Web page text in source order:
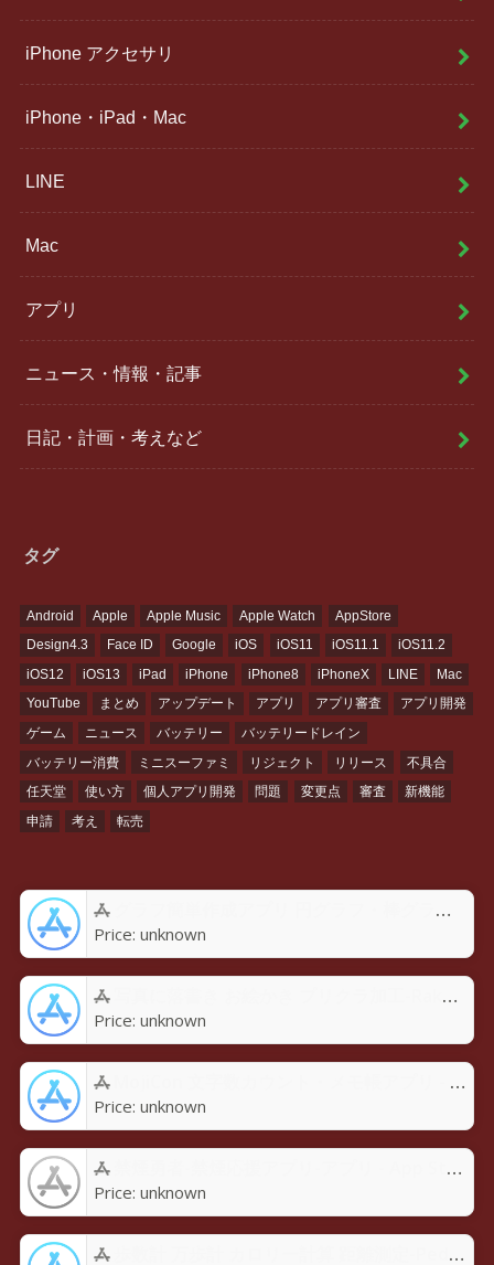
iPhone アクセサリ
iPhone・iPad・Mac
LINE
Mac
アプリ
ニュース・情報・記事
日記・計画・考えなど
タグ
Android Apple Apple Music Apple Watch
AppStore
Design4.3
Face ID Google iOS iOS11 iOS11.1
iOS11.2
iOS12
iOS13 iPad iPhone iPhone8 iPhoneX LINE
Mac
YouTube
まとめ アップデート アプリ アプリ審査
アプリ開発
ゲーム
ニュース バッテリー
バッテリードレイン
バッテリー消費
ミニスーファミ リジェクト リリース
不具合
任天堂
使い方 個人アプリ開発 問題 変更点 審査
新機能
申請
考え 転売
グラフ簡単作成アプリ 円グラフ・棒グラフ・折れ線GraPhoアプリ - App Store
Price: unknown
写真に落書き お絵かき プリクラ加工-Rakugaky-アプリ - App Store
Price: unknown
MojiCon 文字数カウント・メモ帳アプリ - App Store
Price: unknown
禁煙勇者-禁煙応援アプリ-アプリ - App Store
Price: unknown
歩数計 万歩計 カロリー計算 距離測定-Pedoroアプリ - App Store